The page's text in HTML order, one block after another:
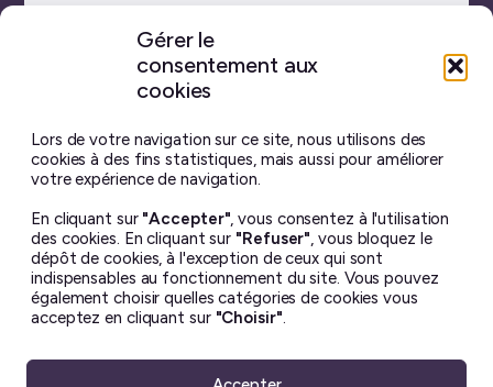
Gérer le
consentement aux
cookies
Lors de votre navigation sur ce site, nous utilisons des
cookies à des fins statistiques, mais aussi pour améliorer
votre expérience de navigation.
En cliquant sur "Accepter", vous consentez à l'utilisation
des cookies. En cliquant sur "Refuser", vous bloquez le
dépôt de cookies, à l'exception de ceux qui sont
indispensables au fonctionnement du site. Vous pouvez
également choisir quelles catégories de cookies vous
acceptez en cliquant sur "Choisir".
réalisé avecWordPress ♥et beaucoup de café.
intelligence artificielle générative.J’ai pris toutes les
photos moi-même, et chaque billet est écrit à la main.
de la licenseCreative Commons BY-NC-ND 4.0.
Il ne peut en aucun cas être altéré ou reproduit à des fins
commerciales. Si vous souhaitez utiliser une de mes photos
– dans un but non lucratif uniquement – merci de me
demander la permission avant ☺︎